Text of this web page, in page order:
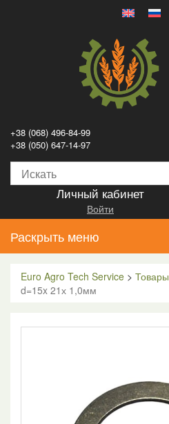
+38 (068) 496-84-99
+38 (050) 647-14-97
Личный кабинет
Войти
Раскрыть меню
Euro Agro Tech Service > Товары
d=15x 21х 1,0мм